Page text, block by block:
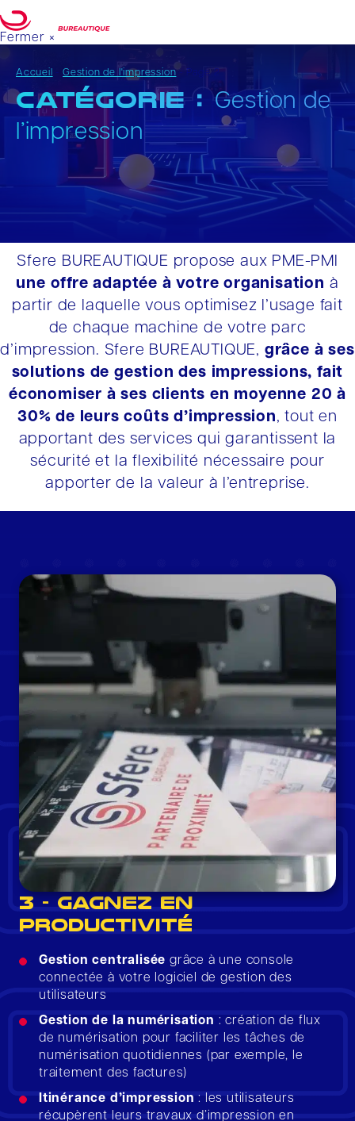
Fermer ×
Accueil -Gestion de l'impression- Page 2
Catégorie :Gestion de
l’impression
Sfere BUREAUTIQUE propose aux PME-PMI
une offre adaptée à votre organisation à
partir de laquelle vous optimisez l’usage fait
de chaque machine de votre parc
d’impression. Sfere BUREAUTIQUE, grâce à ses
solutions de gestion des impressions, fait
économiser à ses clients en moyenne 20 à
30% de leurs coûts d’impression, tout en
apportant des services qui garantissent la
sécurité et la flexibilité nécessaire pour
apporter de la valeur à l’entreprise.
3 - GAGNEZ EN
PRODUCTIVITÉ
Gestion centralisée grâce à une console
connectée à votre logiciel de gestion des
utilisateurs
Gestion de la numérisation : création de flux
de numérisation pour faciliter les tâches de
numérisation quotidiennes (par exemple, le
traitement des factures)
Itinérance d’impression : les utilisateurs
récupèrent leurs travaux d’impression en